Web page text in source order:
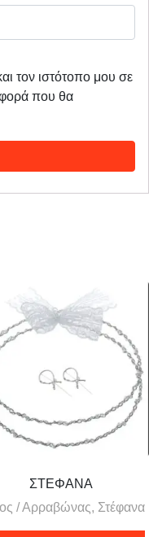
τον ιστότοπο μου σε
φορά που θα
ΣΤΕΦΑΝΑ
/ Αρραβώνας, Στέφανα